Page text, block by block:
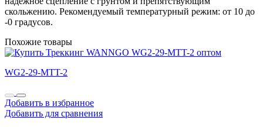
скольжению. Рекомендуемый температурный режим: от 10 до
-0 градусов.
Похожие товары
WG2-29-MTT-2
Добавить в избранное
Добавить для сравнения